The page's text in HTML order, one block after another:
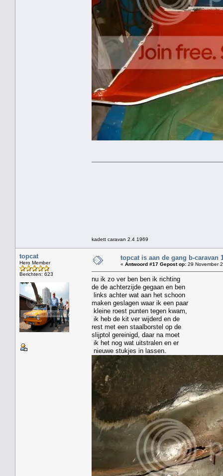
kadett caravan 2.4 1969
topcat
Hero Member
Berichten: 623
topcat is aan de gang b-caravan
« Antwoord #17 Gepost op: 29 November
nu ik zo ver ben ben ik richting
de de achterzijde gegaan en ben
links achter wat aan het schoon
maken geslagen waar ik een paar
kleine roest punten tegen kwam,
ik heb de kit ver wijderd en de
rest met een staalborstel op de
slijptol gereinigd, daar na moet
ik het nog wat uitstralen en er
nieuwe stukjes in lassen.